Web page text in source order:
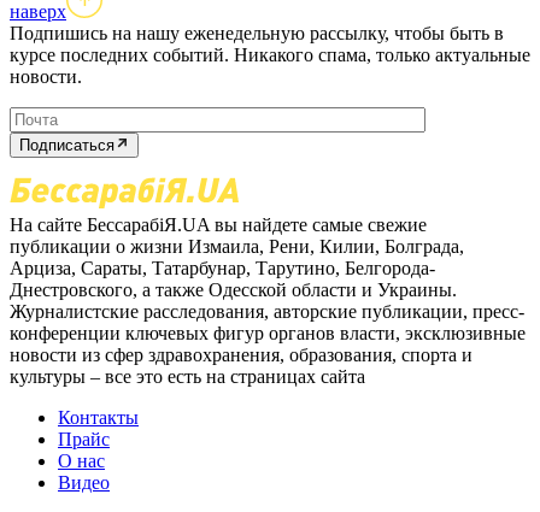
наверх
Подпишись на нашу еженедельную рассылку, чтобы быть в
курсе последних событий. Никакого спама, только актуальные
новости.
Подписаться
На сайте БессарабіЯ.UA вы найдете самые свежие
публикации о жизни Измаила, Рени, Килии, Болграда,
Арциза, Сараты, Татарбунар, Тарутино, Белгорода-
Днестровского, а также Одесской области и Украины.
Журналистские расследования, авторские публикации, пресс-
конференции ключевых фигур органов власти, эксклюзивные
новости из сфер здравохранения, образования, спорта и
культуры – все это есть на страницах сайта
Контакты
Прайс
О нас
Видео